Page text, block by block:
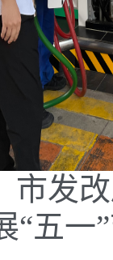
发改
“五一